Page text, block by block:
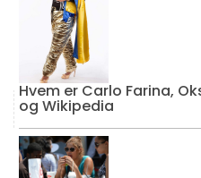
Hvem er Carlo Farina,
og Wikipedia